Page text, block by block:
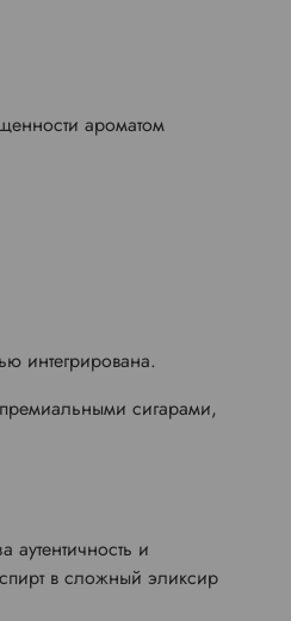
ароматом
интегрирована.
сигарами,
и
в сложный эликсир